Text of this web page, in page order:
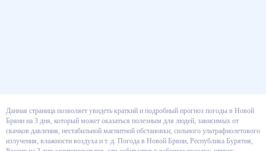
Данная страница позволяет увидеть краткий и подробный прогноз
погоды в Новой Бряни на 3 дня, который может оказаться полезным для
людей, зависимых от скачков давления, нестабильной магнитной
обстановки, сильного ультрафиолетового излучения, влажности воздуха